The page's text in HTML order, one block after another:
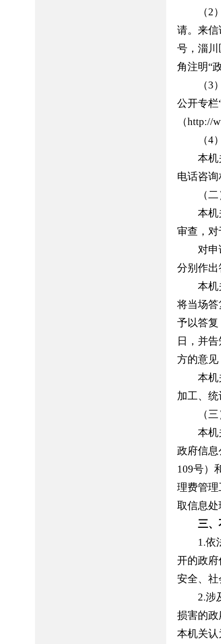
（2）
请。来
号，淄
角注明“
（3）
公开专
（http://
（4）
本机关
电话咨
（二
本机关
审查，
对申请
分别作
本机关
将当场
予以答
日，并
方的意
本机关
加工、
（三
本机关
政府信
109号）
理费管
取信息
三、
1.依法
开的政
安全、
2.涉及
损害的
本机关